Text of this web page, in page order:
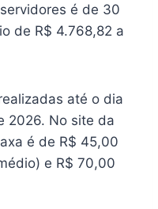
é de 30
de R$ 4.768,82 a
até o dia
2026. No site da
é de R$ 45,00
e R$ 70,00